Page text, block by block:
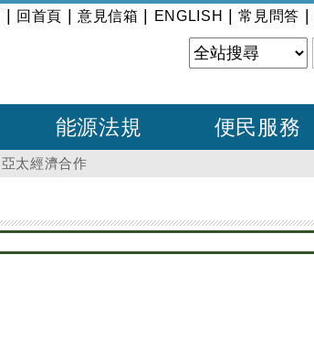
回首頁 意見信箱 ENGLISH |常見問答
能源法規 便民服務
亞太經濟合作